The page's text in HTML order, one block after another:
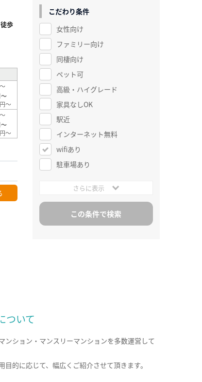
歩
～
～
こだわり条件
女性向け
ファミリー向け
同棲向け
ペット可
高級・ハイグレード
家具なしOK
駅近
インターネット無料
wifiあり
駐車場あり
さらに表示
ついて
ンション・マンスリーマンションを多数運営して
目的に応じて、幅広くご紹介させて頂きます。